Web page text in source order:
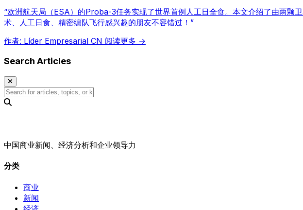
“欧洲航天局（ESA）的Proba-3任务实现了世界首例人工日全食。本文介绍了由两颗
术、人工日食、精密编队飞行感兴趣的朋友不容错过！”
作者: Líder Empresarial CN 阅读更多 →
Search Articles
中国商业新闻、经济分析和企业领导力
分类
商业
新闻